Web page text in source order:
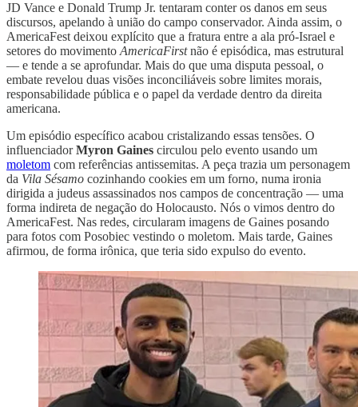
JD Vance e Donald Trump Jr. tentaram conter os danos em seus
discursos, apelando à união do campo conservador. Ainda assim, o
AmericaFest deixou explícito que a fratura entre a ala pró-Israel e
setores do movimento AmericaFirstnão é episódica, mas estrutural
— e tende a se aprofundar. Mais do que uma disputa pessoal, o
embate revelou duas visões inconciliáveis sobre limites morais,
responsabilidade pública e o papel da verdade dentro da direita
americana.
Um episódio específico acabou cristalizando essas tensões. O
influenciadorMyron Gaines circulou pelo evento usando um
moletom com referências antissemitas. A peça trazia um personagem
da Vila Sésamo cozinhando cookies em um forno, numa ironia
dirigida a judeus assassinados nos campos de concentração — uma
forma indireta de negação do Holocausto. Nós o vimos dentro do
AmericaFest. Nas redes, circularam imagens de Gaines posando
para fotos com Posobiec vestindo o moletom. Mais tarde, Gaines
afirmou, de forma irônica, que teria sido expulso do evento.